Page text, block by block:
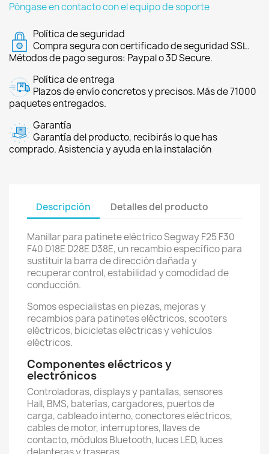
Póngase en contacto con el equipo de soporte
Política de seguridad
Compra segura con certificado de seguridad SSL.
Métodos de pago seguros: Paypal o 3D Secure.
Política de entrega
Plazos de envío concretos y precisos. Más de 71000
paquetes entregados.
Garantía
Garantía del producto, recibirás lo que has
comprado. Asistencia y ayuda en la instalación
Descripción Detalles del producto
Manillar para patinete eléctrico Segway F25 F30
F40 D18E D28E D38E, un recambio específico para
sustituir la barra de dirección dañada y
recuperar control, estabilidad y comodidad de
conducción.
Somos especialistas en piezas, mejoras y
recambios para patinetes eléctricos, scooters
eléctricos, bicicletas eléctricas y vehículos
eléctricos.
Componentes eléctricos y
electrónicos
Controladoras, displays y pantallas, sensores
Hall, BMS, baterías, cargadores, puertos de
carga, cableado interno, conectores eléctricos,
cables de motor, interruptores, llaves de
contacto, módulos Bluetooth, luces LED, luces